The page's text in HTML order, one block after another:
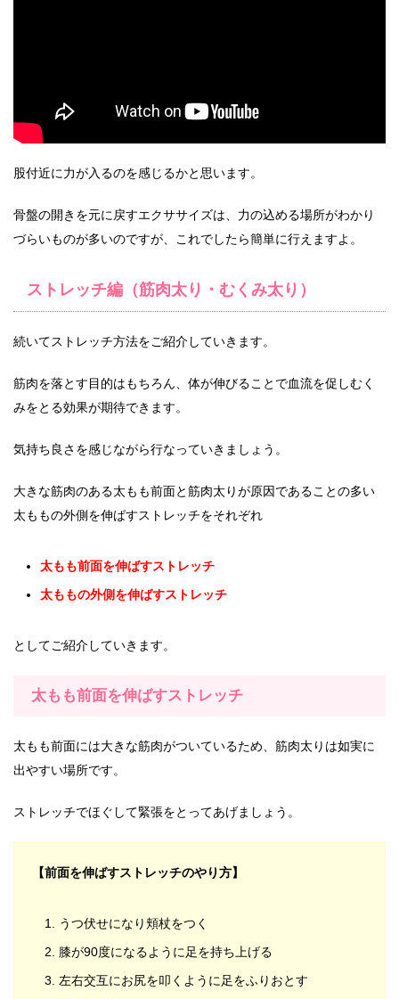
股付近に力が入るのを感じるかと思います。
骨盤の開きを元に戻すエクササイズは、力の込める場所がわかり
づらいものが多いのですが、これでしたら簡単に行えますよ。
ストレッチ編（筋肉太り・むくみ太り）
続いてストレッチ方法をご紹介していきます。
筋肉を落とす目的はもちろん、体が伸びることで血流を促しむく
みをとる効果が期待できます。
気持ち良さを感じながら行なっていきましょう。
大きな筋肉のある太もも前面と筋肉太りが原因であることの多い
太ももの外側を伸ばすストレッチをそれぞれ
太もも前面を伸ばすストレッチ
太ももの外側を伸ばすストレッチ
としてご紹介していきます。
太もも前面を伸ばすストレッチ
太もも前面には大きな筋肉がついているため、筋肉太りは如実に
出やすい場所です。
ストレッチでほぐして緊張をとってあげましょう。
【前面を伸ばすストレッチのやり方】
うつ伏せになり頬杖をつく
膝が90度になるように足を持ち上げる
左右交互にお尻を叩くように足をふりおとす